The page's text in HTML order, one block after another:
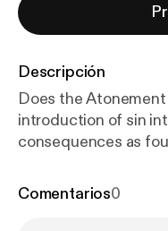
Descripción
Does the
introduction of sin
consequences as
goodness, the origin
Comentarios0